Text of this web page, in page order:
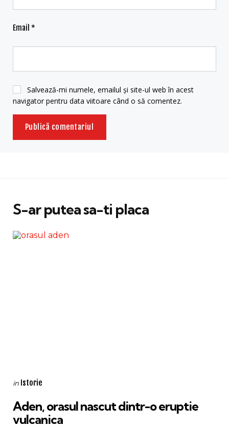
Email *
Salvează-mi numele, emailul și site-ul web în acest
navigator pentru data viitoare când o să comentez.
S-ar putea sa-ti placa
Categories
Posted
in Istorie
Aden, orasul nascut dintr-o eruptie
vulcanica